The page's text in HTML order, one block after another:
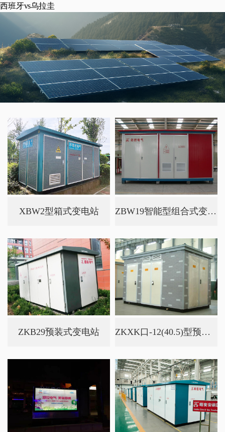
西班牙vs乌拉圭
XBW2型箱式变电站 ZBW19智能型组合式变电站
ZKB29预装式变电站 ZKXK口-12(40.5)型预装式高压成...